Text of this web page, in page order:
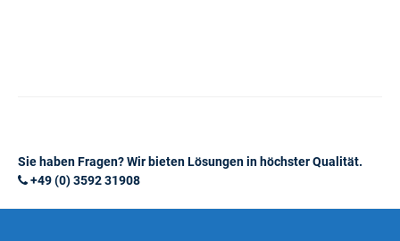
Sie haben Fragen? Wir bieten Lösungen in höchster Qualität.
+49 (0) 3592 31908